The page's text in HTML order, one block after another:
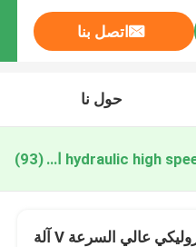
اتصل بنا
حول نا
hydraulic high speed v grooving machine التصنيع عبر الإنترنت (93)
1560 هيدروليكي عالي السرعة V آلة